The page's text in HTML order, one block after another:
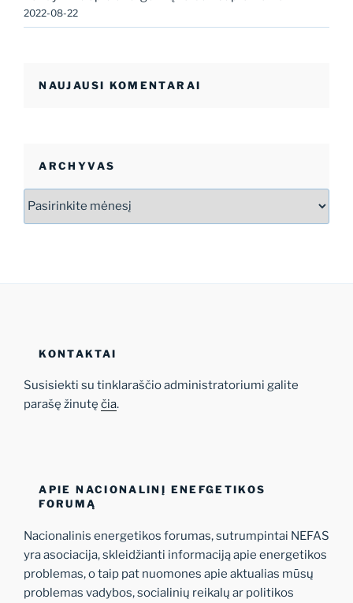
2022-08-22
NAUJAUSI KOMENTARAI
ARCHYVAS
Archyvas
KONTAKTAI
Susisiekti su tinklaraščio administratoriumi galite
parašę žinutę čia.
APIE NACIONALINĮ ENEFGETIKOS
FORUMĄ
Nacionalinis energetikos forumas, sutrumpintai NEFAS
yra asociacija, skleidžianti informaciją apie energetikos
problemas, o taip pat nuomones apie aktualias mūsų
problemas vadybos, socialinių reikalų ar politikos